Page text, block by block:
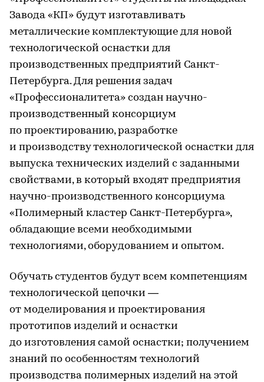
Завода «КП» будут изготавливать
металлические комплектующие для новой
технологической оснастки для
производственных предприятий Санкт-
Петербурга. Для решения задач
«Профессионалитета» создан научно-
производственный консорциум
по проектированию, разработке
и производству технологической оснастки для
выпуска технических изделий с заданными
свойствами, в который входят предприятия
научно-производственного консорциума
«Полимерный кластер Санкт-Петербурга»,
обладающие всеми необходимыми
технологиями, оборудованием и опытом.
Обучать студентов будут всем компетенциям
технологической цепочки —
от моделирования и проектирования
прототипов изделий и оснастки
до изготовления самой оснастки; получением
знаний по особенностям технологий
производства полимерных изделий на этой